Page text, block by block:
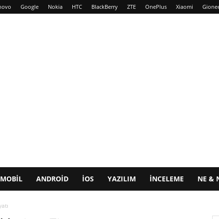
Google Nokia HTC BlackBerry ZTE OnePlus Xiaomi
MOBIL ANDROID IOS YAZILIM İNCELEME NE &